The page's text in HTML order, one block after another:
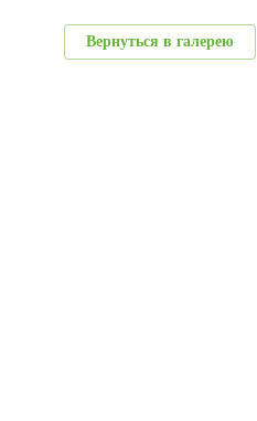
Вернуться в галерею